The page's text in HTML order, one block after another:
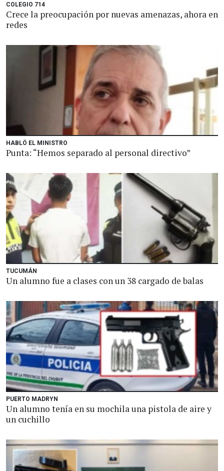
COLEGIO 714
Crece la preocupación por nuevas amenazas, ahora en
redes
HABLÓ EL MINISTRO
Punta: “Hemos separado al personal directivo”
TUCUMÁN
Un alumno fue a clases con un 38 cargado de balas
PUERTO MADRYN
Un alumno tenía en su mochila una pistola de aire y
un cuchillo